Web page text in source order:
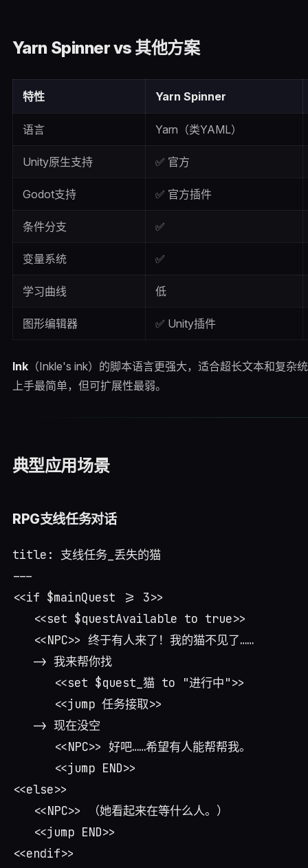
Yarn Spinner vs 其他方案
特性 Yarn Spinner
语言 Yarn（类YAML）
Unity原生支持 ✅ 官方
Godot支持 ✅ 官方插件
条件分支 ✅
变量系统 ✅
学习曲线 低
图形编辑器 ✅ Unity插件
Ink（Inkle's ink）的脚本语言更强大，适合超长文本和复杂
上手最简单，但可扩展性最弱。
典型应用场景
RPG支线任务对话
title: 支线任务_丢失的猫
---
<<if $mainQuest >= 3>>
   <<set $questAvailable to true>>
   <<NPC>> 终于有人来了！我的猫不见了……
   -> 我来帮你找
      <<set $quest_猫 to "进行中">>
      <<jump 任务接取>>
   -> 现在没空
      <<NPC>> 好吧……希望有人能帮帮我。
      <<jump END>>
<<else>>
   <<NPC>> （她看起来在等什么人。）
   <<jump END>>
<<endif>>